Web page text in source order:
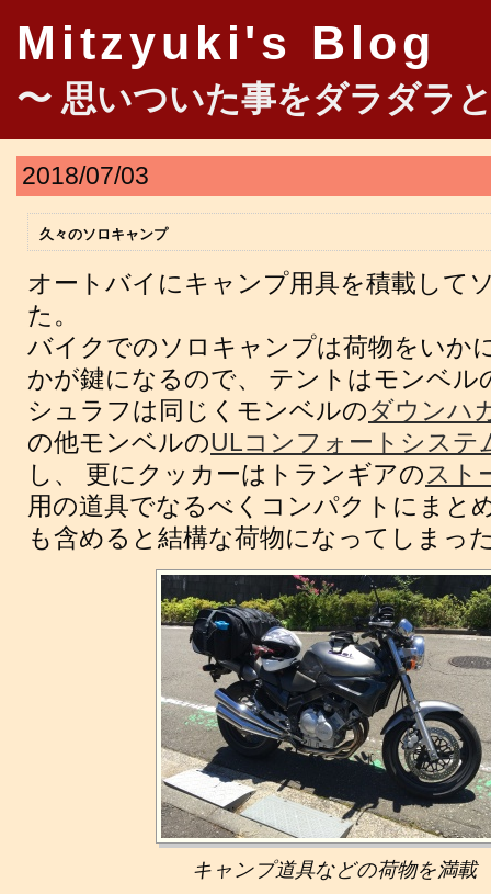
Mitzyuki's Blog
〜 思いついた事をダラダラ
2018/07/03
久々のソロキャンプ
オートバイにキャンプ用具を積載して
た。
バイクでのソロキャンプは荷物をいか
かが鍵になるので、 テントはモンベル
シュラフは同じくモンベルのダウンハ
の他モンベルのULコンフォートシステ
し、 更にクッカーはトランギアのスト
用の道具でなるべくコンパクトにまと
も含めると結構な荷物になってしまっ
キャンプ道具などの荷物を満載